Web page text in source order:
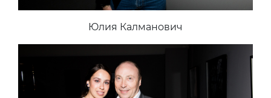
Юлия Калманович